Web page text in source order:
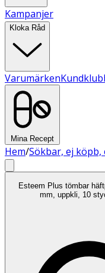
Kampanjer
Kloka Råd
Varumärken
Mina Recept
Hem/Sökbar, ej köpb,
Esteem Plus tömbar
mm, uppkli, 10